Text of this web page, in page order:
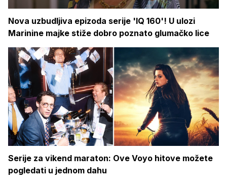
Nova uzbudljiva epizoda serije 'IQ 160'! U ulozi
Marinine majke stiže dobro poznato glumačko lice
Serije za vikend maraton: Ove Voyo hitove možete
pogledati u jednom dahu